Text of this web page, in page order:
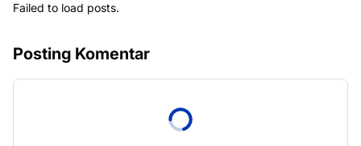
Failed to load posts.
Posting Komentar